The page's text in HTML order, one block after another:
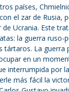
países,
el zar de Rusia,
Ucrania. Este
la guerra ruso-
tártaros. La guerra
en un
interrumpida por
más fácil la